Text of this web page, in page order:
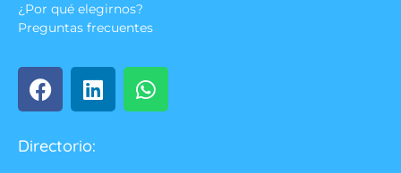
¿Por qué elegirnos?
Preguntas frecuentes
Directorio: